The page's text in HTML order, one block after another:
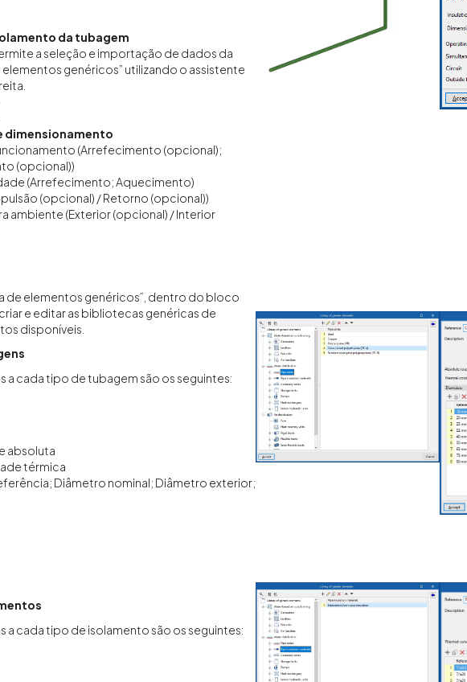
da tubagem
a seleção e importação de dados da
genéricos” utilizando o assistente
dimensionamento
(Arrefecimento (opcional);
(opcional))
(Arrefecimento; Aquecimento)
(opcional) / Retorno (opcional))
ambiente (Exterior (opcional) / Interior
de elementos genéricos”, dentro do bloco
e editar as bibliotecas genéricas de
disponíveis.
a cada tipo de tubagem são os seguintes:
absoluta
térmica
Diâmetro nominal; Diâmetro exterior;
a cada tipo de isolamento são os seguintes: